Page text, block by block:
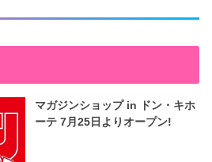
マガジンショップ in ドン・キホ
ーテ 7月25日よりオープン!